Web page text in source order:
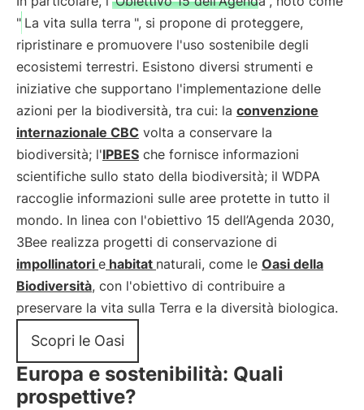
" La vita sulla terra ", si propone di proteggere,
ripristinare e promuovere l'uso sostenibile degli
ecosistemi terrestri. Esistono diversi strumenti e
iniziative che supportano l'implementazione delle
azioni per la biodiversità, tra cui: la convenzione
internazionale CBC volta a conservare la
biodiversità; l'IPBES che fornisce informazioni
scientifiche sullo stato della biodiversità; il WDPA
raccoglie informazioni sulle aree protette in tutto il
mondo. In linea con l'obiettivo 15 dell’Agenda 2030,
3Bee realizza progetti di conservazione di
impollinatori e habitat naturali, come le Oasi della
Biodiversità, con l'obiettivo di contribuire a
preservare la vita sulla Terra e la diversità biologica.
Scopri le Oasi
Europa e sostenibilità: Quali
prospettive?